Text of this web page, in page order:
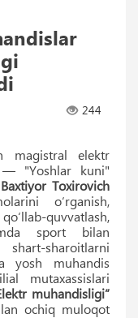
244
magistral elektr
— "Yoshlar kuni"
Toxirovich
o‘rganish,
quvvatlash,
sport bilan
sharoitlarni
yosh muhandis
mutaxassislari
muhandisligi”
ochiq muloqot